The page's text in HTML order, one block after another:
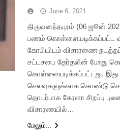
June 6, 2021
திருவனந்தபுரம் (06 ஜூன்
பணம் கொள்ளையடிக்கப்பட்ட
கோபியிடம் விசாரணை
சட்டசபை தேர்தலின் போது
கொள்ளையடிக்கப்பட்டது.
செலவுகளுக்காக கொண்டு
தொடர்பாக கேரளா சிறப்பு
விசாரணயில்…
மேலும்...